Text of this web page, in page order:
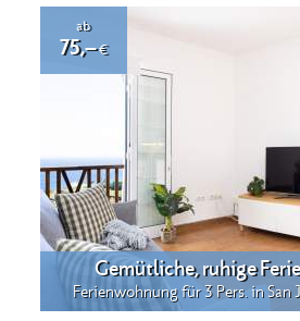
Gemütliche, ruhige
Ferienwohnung für 3 Pers. in San
ab
75,–€